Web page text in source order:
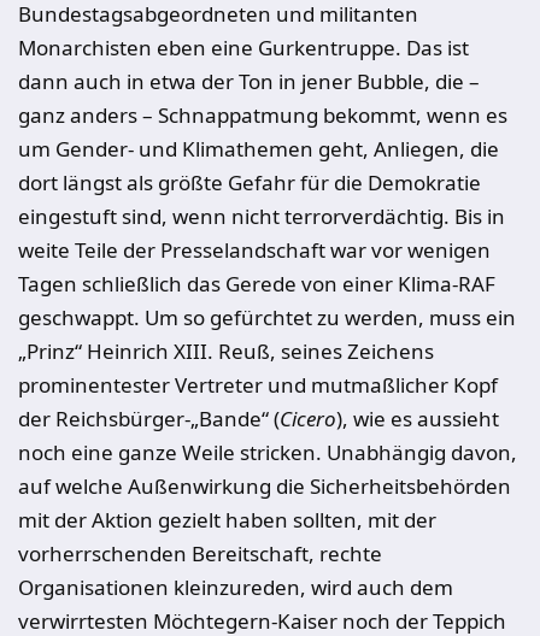
Bundestagsabgeordneten und militanten
Monarchisten eben eine Gurkentruppe. Das ist
dann auch in etwa der Ton in jener Bubble, die –
ganz anders – Schnappatmung bekommt, wenn es
um Gender- und Klimathemen geht, Anliegen, die
dort längst als größte Gefahr für die Demokratie
eingestuft sind, wenn nicht terrorverdächtig. Bis in
weite Teile der Presselandschaft war vor wenigen
Tagen schließlich das Gerede von einer Klima-RAF
geschwappt. Um so gefürchtet zu werden, muss ein
„Prinz“ Heinrich XIII. Reuß, seines Zeichens
prominentester Vertreter und mutmaßlicher Kopf
der Reichsbürger-„Bande“ (Cicero), wie es aussieht
noch eine ganze Weile stricken. Unabhängig davon,
auf welche Außenwirkung die Sicherheitsbehörden
mit der Aktion gezielt haben sollten, mit der
vorherrschenden Bereitschaft, rechte
Organisationen kleinzureden, wird auch dem
verwirrtesten Möchtegern-Kaiser noch der Teppich